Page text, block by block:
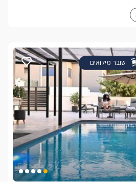
שובר מילואים